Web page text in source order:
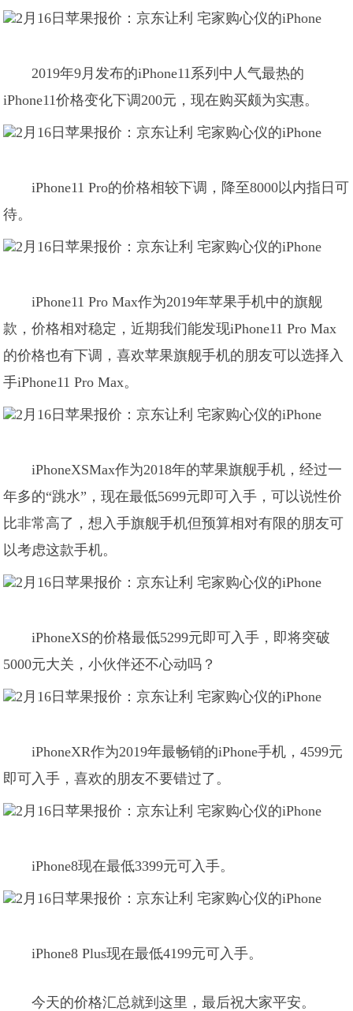
2019年9月发布的iPhone11系列中人气最热的
iPhone11价格变化下调200元，现在购买颇为实惠。
iPhone11 Pro的价格相较下调，降至8000以内指日可
待。
iPhone11 Pro Max作为2019年苹果手机中的旗舰
款，价格相对稳定，近期我们能发现iPhone11 Pro Max
的价格也有下调，喜欢苹果旗舰手机的朋友可以选择入
手iPhone11 Pro Max。
iPhoneXSMax作为2018年的苹果旗舰手机，经过一
年多的“跳水”，现在最低5699元即可入手，可以说性价
比非常高了，想入手旗舰手机但预算相对有限的朋友可
以考虑这款手机。
iPhoneXS的价格最低5299元即可入手，即将突破
5000元大关，小伙伴还不心动吗？
iPhoneXR作为2019年最畅销的iPhone手机，4599元
即可入手，喜欢的朋友不要错过了。
iPhone8现在最低3399元可入手。
iPhone8 Plus现在最低4199元可入手。
今天的价格汇总就到这里，最后祝大家平安。